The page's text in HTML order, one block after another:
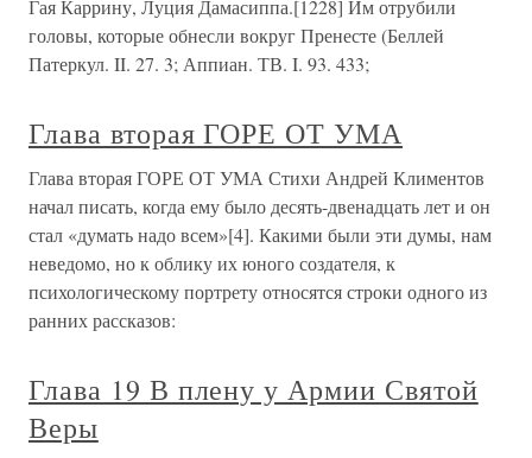
Гая Каррину, Луция Дамасиппа.[1228] Им отрубили
головы, которые обнесли вокруг Пренесте (Беллей
Патеркул. II. 27. 3; Аппиан. ТВ. I. 93. 433;
Глава вторая ГОРЕ ОТ УМА
Глава вторая ГОРЕ ОТ УМА Стихи Андрей Климентов
начал писать, когда ему было десять-двенадцать лет и он
стал «думать надо всем»[4]. Какими были эти думы, нам
неведомо, но к облику их юного создателя, к
психологическому портрету относятся строки одного из
ранних рассказов:
Глава 19 В плену у Армии Святой
Веры